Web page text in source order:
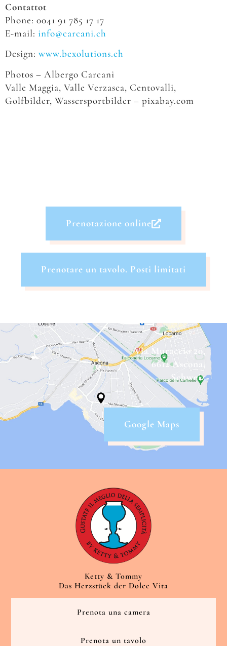
Contattot
Phone: 0041 91 785 17 17
E-mail: info@carcani.ch
Design: www.bexolutions.ch
Photos – Albergo Carcani
Valle Maggia, Valle Verzasca, Centovalli,
Golfbilder, Wassersportbilder – pixabay.com
Prenotazione online
Prenotare un tavolo. Posti limitati
Via Muraccio 20,
6612 Ascona,
Schweiz
Google Maps
Ketty & Tommy
Das Herzstück der Dolce Vita
Prenota una camera
Prenota un tavolo